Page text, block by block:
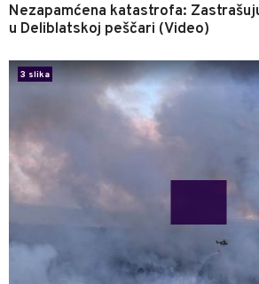
Nezapamćena katastrofa:
u Deliblatskoj peščari (Video)
3 slika